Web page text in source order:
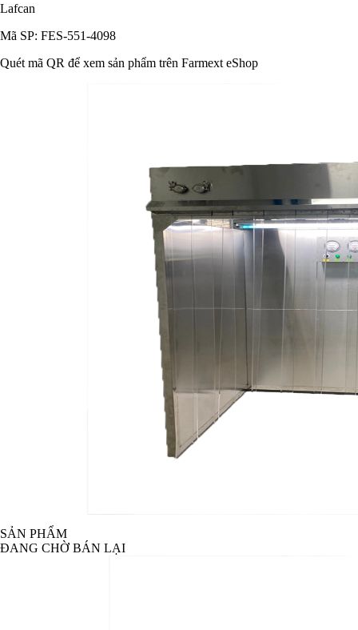
Lafcan
Mã SP: FES-551-4098
Quét mã QR để xem sản phẩm trên Farmext eShop
SẢN PHẨM
ĐANG CHỜ BÁN LẠI